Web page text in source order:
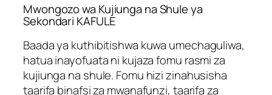
Mwongozo wa Kujiunga na Shule ya
Sekondari KAFULE
Baada ya kuthibitishwa kuwa umechaguliwa,
hatua inayofuata ni kujaza fomu rasmi za
kujiunga na shule. Fomu hizi zinahusisha
taarifa binafsi za mwanafunzi, taarifa za